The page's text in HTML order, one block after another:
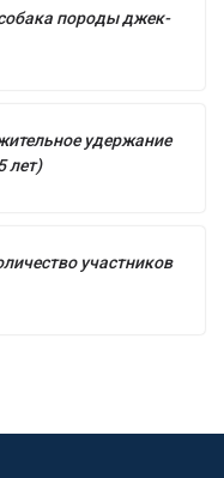
породы джек-
удержание
лет)
участников